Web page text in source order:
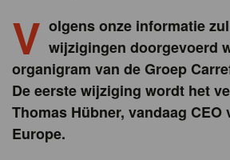
V olgens onze informatie
wijzigingen doorgevoerd
organigram van de Groep
De eerste wijziging wordt het
Thomas Hübner, vandaag CEO
Europe.